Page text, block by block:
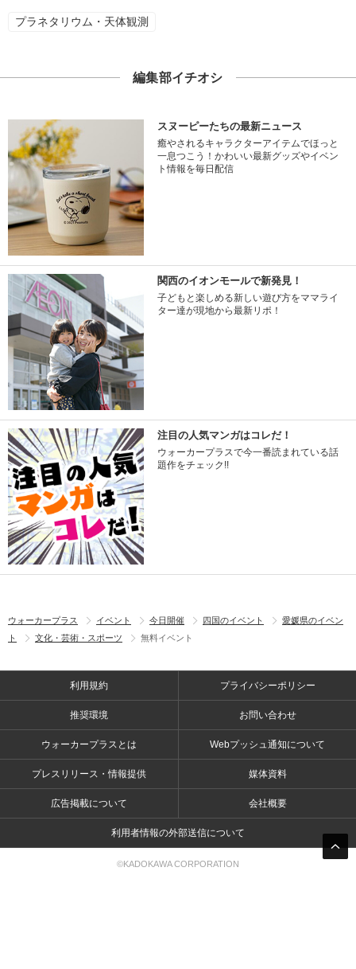
プラネタリウム・天体観測
編集部イチオシ
スヌーピーたちの最新ニュース
癒やされるキャラクターアイテムでほっと
一息つこう！かわいい最新グッズやイベン
ト情報を毎日配信
関西のイオンモールで新発見！
子どもと楽しめる新しい遊び方をママライ
ター達が現地から最新リポ！
注目の人気マンガはコレだ！
ウォーカープラスで今一番読まれている話
題作をチェック!!
ウォーカープラス イベント 今日開催 四国のイベント
愛媛県のイベン
ト
文化・芸術・スポーツ 無料イベント
利用規約 プライバシーポリシー
推奨環境 お問い合わせ
ウォーカープラスとは Webプッシュ通知について
プレスリリース・情報提供 媒体資料
広告掲載について 会社概要
利用者情報の外部送信について
©KADOKAWA CORPORATION